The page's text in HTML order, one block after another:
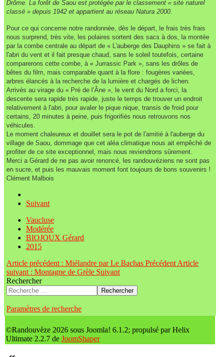
Drôme. La forêt de Saou est protégée par le classement « site naturel
classé » depuis 1942 et appartient au réseau Natura 2000.
Pour ce qui concerne notre randonnée, dès le départ, le frais très frais
nous surprend, très vite, les polaires sortent des sacs à dos, la montée
par la combe centrale au départ de « L'auberge des Dauphins » se fait à
l'abri du vent et il fait presque chaud, sans le soleil toutefois, certaine
comparerons cette combe, à « Jurrassic Park », sans les drôles de
bêtes du film, mais comparable quant à la flore : fougères variées,
arbres élancés à la recherche de la lumière et chargés de lichen.
Arrivés au virage du « Pré de l’Âne », le vent du Nord a forci, la
descente sera rapide très rapide, juste le temps de trouver un endroit
relativement à l'abri, pour avaler le pique nique, transis de froid pour
certains, 20 minutes à peine, puis frigorifiés nous retrouvons nos
véhicules.
Le moment chaleureux et douillet sera le pot de l'amitié à l'auberge du
village de Saou, dommage que cet aléa climatique nous ait empêché de
profiter de ce site exceptionnel, mais nous reviendrons sûrement.
Merci a Gérard de ne pas avoir renoncé, les randouvéziens ne sont pas
en sucre, et puis les mauvais moment font toujours de bons souvenirs !
Clément Malbois
Suivant
Vaucluse
Modérée
BIOJOUX Gérard
2015
Article précédent : Miélandre par Le Bachas Précédent Article
suivant : Montagne de Grèle Suivant
Rechercher
Rechercher
Paramètres de recherche
©Randouvèze 2026 sous Joomla! 6.1.2; propulsé par Helix
Ultimate 2.2.7 de JoomShaper